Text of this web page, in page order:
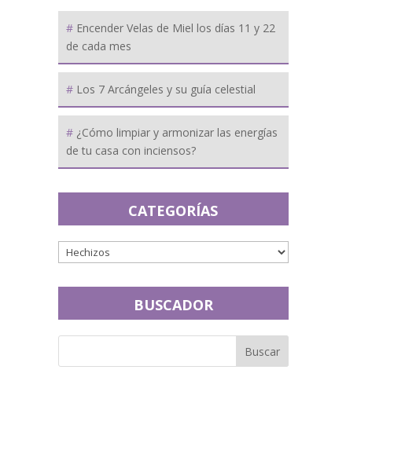
Encender Velas de Miel los días 11 y 22
de cada mes
Los 7 Arcángeles y su guía celestial
¿Cómo limpiar y armonizar las energías
de tu casa con inciensos?
CATEGORÍAS
BUSCADOR